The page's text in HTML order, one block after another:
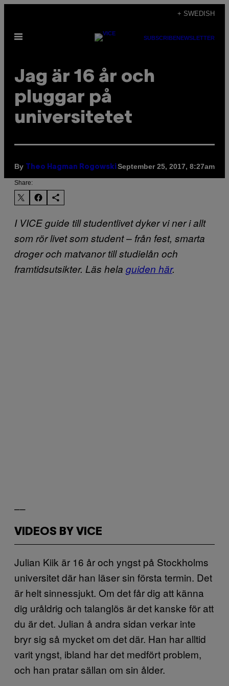
content
+ SWEDISH
Open
SUBSCRIBENEWSLETTER
Jag är 16 år och
pluggar på
universitetet
By Theo Hagman RogowskiSeptember 25, 2017, 8:27am
Share:
I VICE guide till studentlivet dyker vi ner i allt
som rör livet som student – från fest, smarta
droger och matvanor till studielån och
framtidsutsikter. Läs hela guiden här.
––
VIDEOS BY VICE
Julian Kiik är 16 år och yngst på Stockholms
universitet där han läser sin första termin. Det
är helt sinnessjukt. Om det får dig att känna
dig uråldrig och talanglös är det kanske för att
du är det. Julian å andra sidan verkar inte
bryr sig så mycket om det där. Han har alltid
varit yngst, ibland har det medfört problem,
och han pratar sällan om sin ålder.